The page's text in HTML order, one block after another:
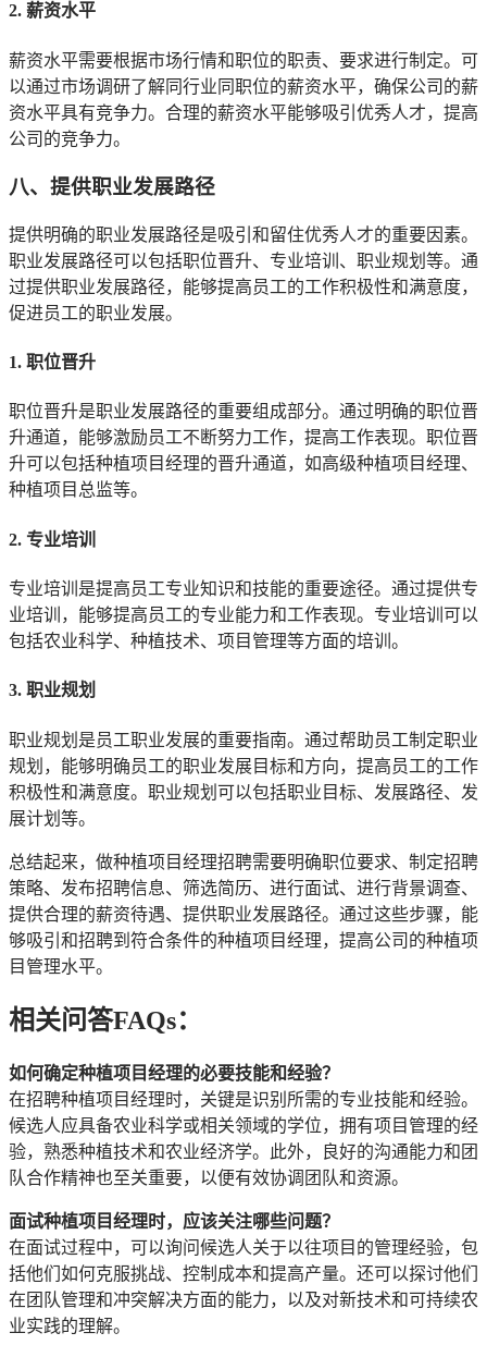
2. 薪资水平
薪资水平需要根据市场行情和职位的职责、要求进行制定。可
以通过市场调研了解同行业同职位的薪资水平，确保公司的薪
资水平具有竞争力。合理的薪资水平能够吸引优秀人才，提高
公司的竞争力。
八、提供职业发展路径
提供明确的职业发展路径是吸引和留住优秀人才的重要因素。
职业发展路径可以包括职位晋升、专业培训、职业规划等。通
过提供职业发展路径，能够提高员工的工作积极性和满意度，
促进员工的职业发展。
1. 职位晋升
职位晋升是职业发展路径的重要组成部分。通过明确的职位晋
升通道，能够激励员工不断努力工作，提高工作表现。职位晋
升可以包括种植项目经理的晋升通道，如高级种植项目经理、
种植项目总监等。
2. 专业培训
专业培训是提高员工专业知识和技能的重要途径。通过提供专
业培训，能够提高员工的专业能力和工作表现。专业培训可以
包括农业科学、种植技术、项目管理等方面的培训。
3. 职业规划
职业规划是员工职业发展的重要指南。通过帮助员工制定职业
规划，能够明确员工的职业发展目标和方向，提高员工的工作
积极性和满意度。职业规划可以包括职业目标、发展路径、发
展计划等。
总结起来，做种植项目经理招聘需要明确职位要求、制定招聘
策略、发布招聘信息、筛选简历、进行面试、进行背景调查、
提供合理的薪资待遇、提供职业发展路径。通过这些步骤，能
够吸引和招聘到符合条件的种植项目经理，提高公司的种植项
目管理水平。
相关问答FAQs：
如何确定种植项目经理的必要技能和经验？
在招聘种植项目经理时，关键是识别所需的专业技能和经验。
候选人应具备农业科学或相关领域的学位，拥有项目管理的经
验，熟悉种植技术和农业经济学。此外，良好的沟通能力和团
队合作精神也至关重要，以便有效协调团队和资源。
面试种植项目经理时，应该关注哪些问题？
在面试过程中，可以询问候选人关于以往项目的管理经验，包
括他们如何克服挑战、控制成本和提高产量。还可以探讨他们
在团队管理和冲突解决方面的能力，以及对新技术和可持续农
业实践的理解。